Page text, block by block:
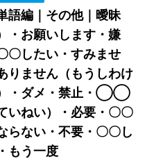
語編｜その他｜曖昧
・お願いします・嫌
〇したい・すみませ
りません（もうしわけ
・ダメ・禁止・◯◯
いねい）・必要・〇〇
らない・不要・〇〇し
もう一度